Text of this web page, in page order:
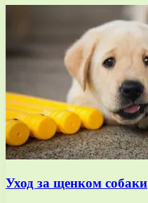
Уход за щенком собаки